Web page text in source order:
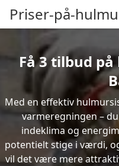
Priser-på-
Få 3 tilbud
Med en effektiv
varmeregningen –
indeklima og
potentielt stige i værdi,
vil det være mere